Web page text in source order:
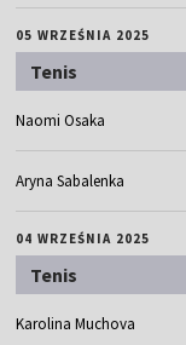
05 WRZEŚNIA 2025
Tenis
Naomi Osaka
Aryna Sabalenka
04 WRZEŚNIA 2025
Tenis
Karolina Muchova